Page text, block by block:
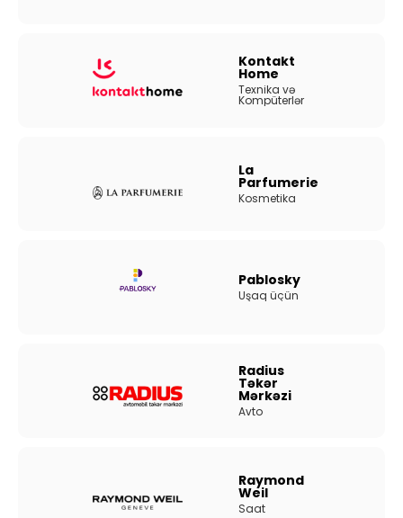
Kontakt
Home
Texnika və
Kompüterlər
La
Parfumerie
Kosmetika
Pablosky
Uşaq üçün
Radius
Təkər
Mərkəzi
Avto
Raymond
Weil
Saat